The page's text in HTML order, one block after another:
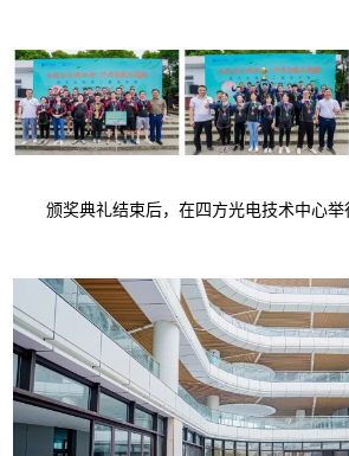
颁奖典礼结束后，在四方光电技术中心举